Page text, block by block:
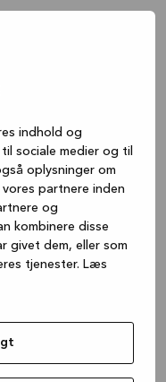
indhold og
sociale medier og til
oplysninger om
partnere inden
og
kombinere disse
givet dem, eller som
tjenester. Læs